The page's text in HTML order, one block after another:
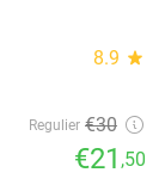
8.9 star
Regulier €30
€21 ,50